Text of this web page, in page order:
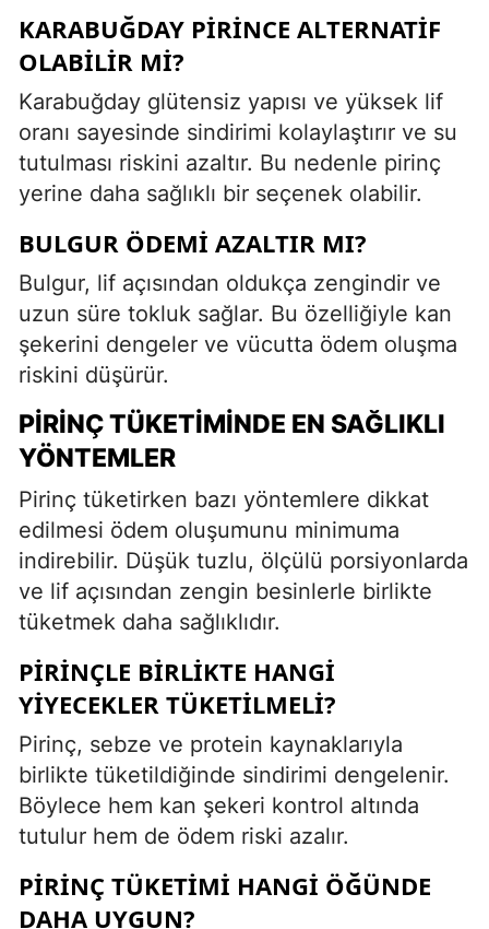
KARABUĞDAY PIRINCE ALTERNATIF
OLABILIR MI?
Karabuğday glütensiz yapısı ve yüksek lif
oranı sayesinde sindirimi kolaylaştırır ve su
tutulması riskini azaltır. Bu nedenle pirinç
yerine daha sağlıklı bir seçenek olabilir.
BULGUR ÖDEMI AZALTIR MI?
Bulgur, lif açısından oldukça zengindir ve
uzun süre tokluk sağlar. Bu özelliğiyle kan
şekerini dengeler ve vücutta ödem oluşma
riskini düşürür.
PIRINÇ TÜKETIMINDE EN SAĞLIKLI
YÖNTEMLER
Pirinç tüketirken bazı yöntemlere dikkat
edilmesi ödem oluşumunu minimuma
indirebilir. Düşük tuzlu, ölçülü porsiyonlarda
ve lif açısından zengin besinlerle birlikte
tüketmek daha sağlıklıdır.
PIRINÇLE BIRLIKTE HANGI
YIYECEKLER TÜKETILMELI?
Pirinç, sebze ve protein kaynaklarıyla
birlikte tüketildiğinde sindirimi dengelenir.
Böylece hem kan şekeri kontrol altında
tutulur hem de ödem riski azalır.
PIRINÇ TÜKETIMI HANGI ÖĞÜNDE
DAHA UYGUN?